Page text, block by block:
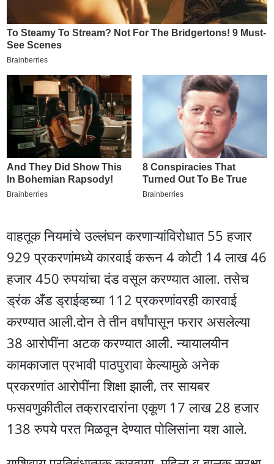
वाहतूक नियमांचे उल्लंघन करणाऱ्यांविरोधात 55 हजार
929 प्रकरणांमध्ये कारवाई करून 4 कोटी 14 लाख 46
हजार 450 रुपयांचा दंड वसूल करण्यात आला. तसेच
ड्रंक अँड ड्राईव्हच्या 112 प्रकरणांवरही कारवाई
करण्यात आली.दोन ते तीन वर्षांपासून फरार असलेल्या
38 आरोपींना अटक करण्यात आली. न्यायालयीन
कामकाजात प्रभावी पाठपुरावा केल्यामुळे अनेक
प्रकरणांत आरोपींना शिक्षा झाली, तर सायबर
फसवणुकीतील तक्रारदारांना एकूण 17 लाख 28 हजार
138 रुपये परत मिळवून देण्यात पोलिसांना यश आले.